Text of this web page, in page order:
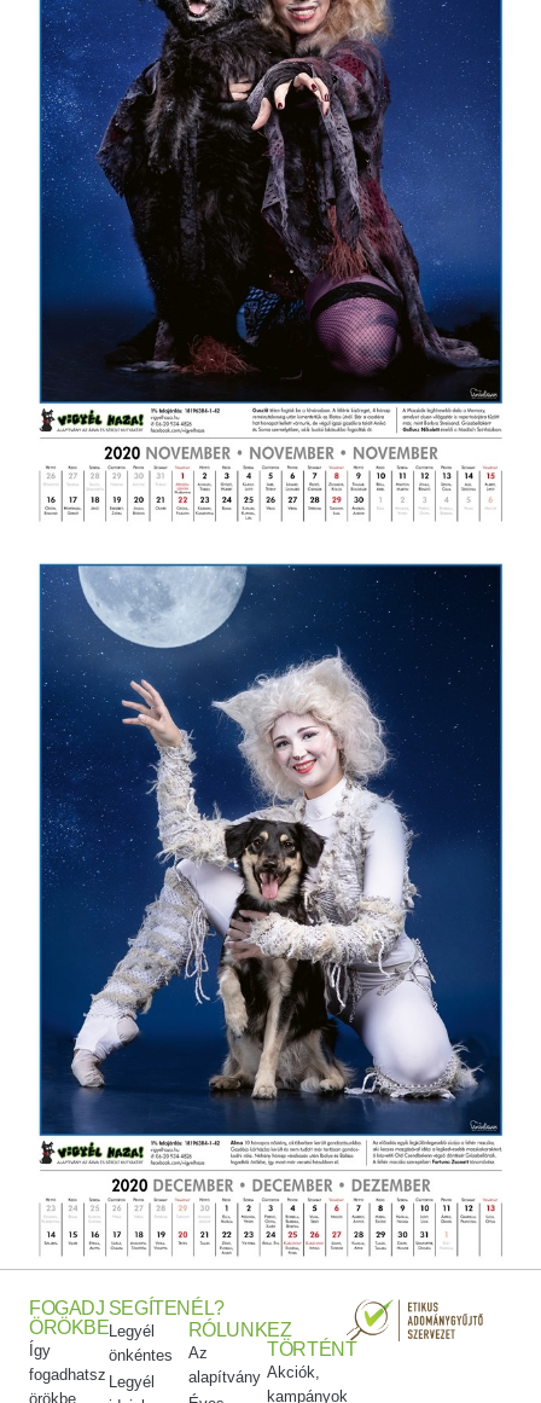
FOGADJ
ÖRÖKBE
Így
fogadhatsz
örökbe
SEGÍTENÉL?
Legyél
önkéntes
Legyél
RÓLUNK
Az
alapítvány
EZ
TÖRTÉNT
Akciók,
kampányok